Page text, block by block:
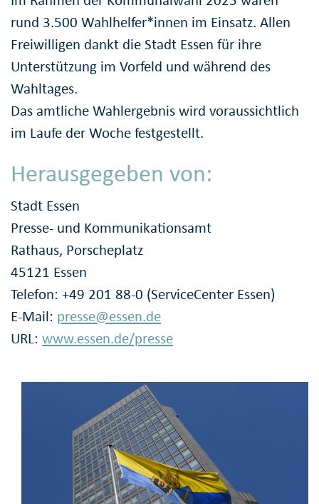
rund 3.500 Wahlhelfer*innen im Einsatz. Allen
Freiwilligen dankt die Stadt Essen für ihre
Unterstützung im Vorfeld und während des
Wahltages.
Das amtliche Wahlergebnis wird voraussichtlich
im Laufe der Woche festgestellt.
Herausgegeben von:
Stadt Essen
Presse- und Kommunikationsamt
Rathaus, Porscheplatz
45121 Essen
Telefon: +49 201 88-0 (ServiceCenter Essen)
E-Mail: presse@essen.de
URL: www.essen.de/presse